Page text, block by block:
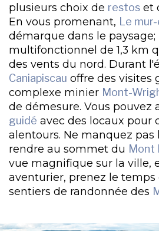
plusieurs choix de restos et
En vous promenant, Le
démarque dans le
multifonctionnel de 1,3 km
des vents du nord. Durant
Caniapiscau offre des visites
complexe minier Mont-
de démesure. Vous pouvez
guidé avec des locaux pour
alentours. Ne manquez pas
rendre au sommet du Mont
vue magnifique sur la ville,
aventurier, prenez le temps
sentiers de randonnée des